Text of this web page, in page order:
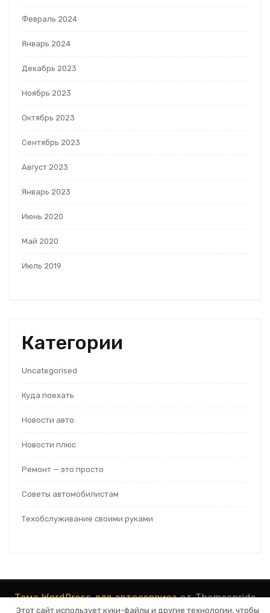
Февраль 2024
Январь 2024
Декабрь 2023
Ноябрь 2023
Октябрь 2023
Сентябрь 2023
Август 2023
Январь 2023
Июнь 2020
Май 2020
Июль 2019
Категории
Uncategorised
Куда поехать
Новости авто
Новости плюс
Ремонт — это просто
Советы автомобилистам
Техобслуживание своими руками
Тема WordPress для автосервисаот Themespride
Этот сайт использует куки-файлы и другие технологии, чтобы